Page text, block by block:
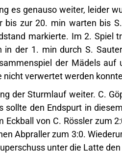
es genauso weiter, leider
bis zur 20. min warten bis
markierte. Im 2. Spiel
in der 1. min durch S.
der Mädels auf
nicht verwertet werden
der Sturmlauf weiter. C.
sollte den Endspurt in
Eckball von C. Rössler zum
Abpraller zum 3:0.
unter die Latte den